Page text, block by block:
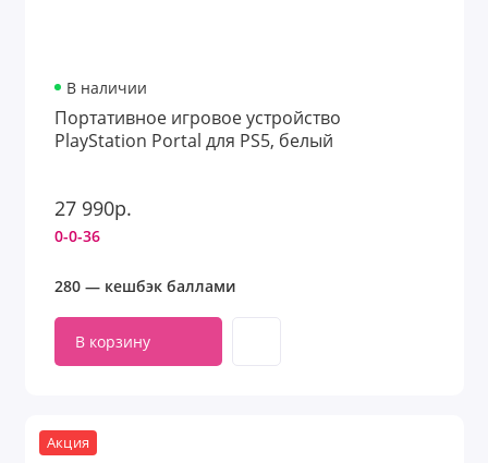
В наличии
Портативное игровое устройство
PlayStation Portal для PS5, белый
27 990р.
0-0-36
280 — кешбэк баллами
В корзину
Акция